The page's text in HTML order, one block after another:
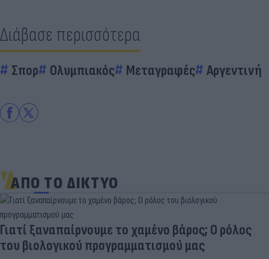
Διάβασε περισσότερα
Σπορ Ολυμπιακός Μεταγραφές Αργεντινή
ΑΠΟ ΤΟ ΔΙΚΤΥΟ
Γιατί ξαναπαίρνουμε το χαμένο βάρος; Ο ρόλος
του βιολογικού προγραμματισμού μας